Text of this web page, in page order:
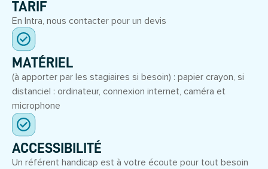
TARIF
En Intra, nous contacter pour un devis
MATÉRIEL
(à apporter par les stagiaires si besoin) : papier crayon, si
distanciel : ordinateur, connexion internet, caméra et
microphone
ACCESSIBILITÉ
Un référent handicap est à votre écoute pour tout besoin